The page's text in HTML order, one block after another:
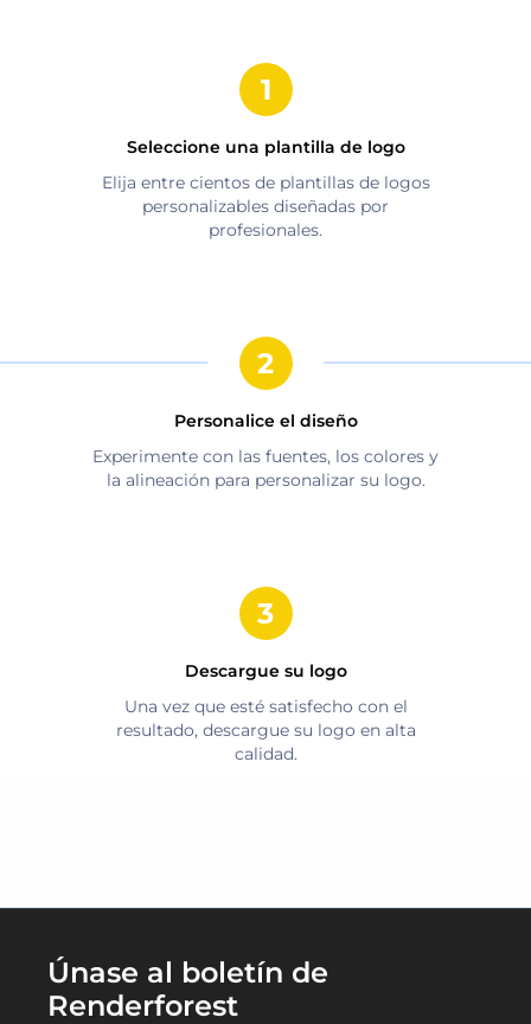
Seleccione una plantilla de logo
Elija entre cientos de plantillas de logos
personalizables diseñadas por
profesionales.
Personalice el diseño
Experimente con las fuentes, los colores y
la alineación para personalizar su logo.
Descargue su logo
Una vez que esté satisfecho con el
resultado, descargue su logo en alta
calidad.
Únase al boletín de
Renderforest